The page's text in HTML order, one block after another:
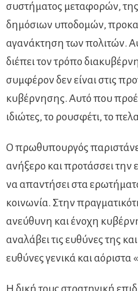
συστήματος μεταφορών,
δημόσιων υποδομών,
αγανάκτηση των πολιτών.
διέπει τον τρόπο
συμφέρον δεν είναι στις
κυβέρνησης. Αυτό που
ιδιώτες, το ρουσφέτι, το
Ο πρωθυπουργός
ανήξερο και προτάσσει την
να απαντήσει στα
κοινωνία. Στην
ανεύθυνη και ένοχη
αναλάβει τις ευθύνες της
ευθύνες γενικά και αόριστα
Η δική τους στρατηγική